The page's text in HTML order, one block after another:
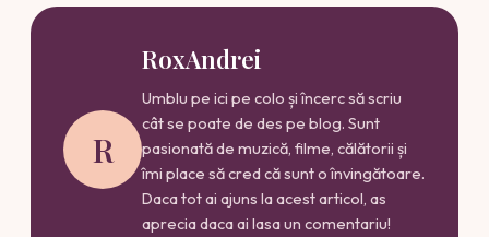
R
RoxAndrei
Umblu pe ici pe colo și încerc să scriu
cât se poate de des pe blog. Sunt
pasionată de muzică, filme, călătorii și
îmi place să cred că sunt o învingătoare.
Daca tot ai ajuns la acest articol, as
aprecia daca ai lasa un comentariu!